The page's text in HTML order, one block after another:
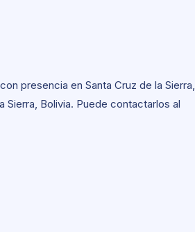
presencia en Santa Cruz de la Sierra,
Sierra, Bolivia. Puede contactarlos al